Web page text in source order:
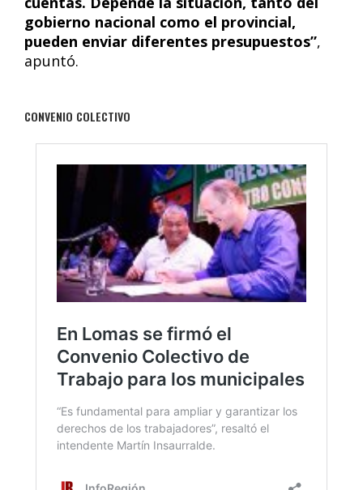
gobierno nacional como el provincial,
pueden enviar diferentes presupuestos”,
apuntó.
CONVENIO COLECTIVO